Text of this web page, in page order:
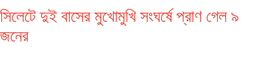
সিলেটে দুই বাসের মুখোমুখি সংঘর্ষে প্রাণ গেল ৯
জনের